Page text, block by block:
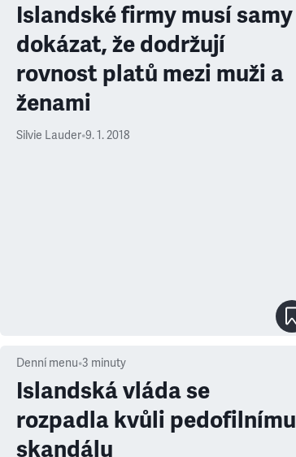
Islandské firmy musí samy
dokázat, že dodržují
rovnost platů mezi muži a
ženami
Silvie Lauder•9. 1. 2018
Denní menu•3 minuty
Islandská vláda se
rozpadla kvůli pedofilnímu
skandálu